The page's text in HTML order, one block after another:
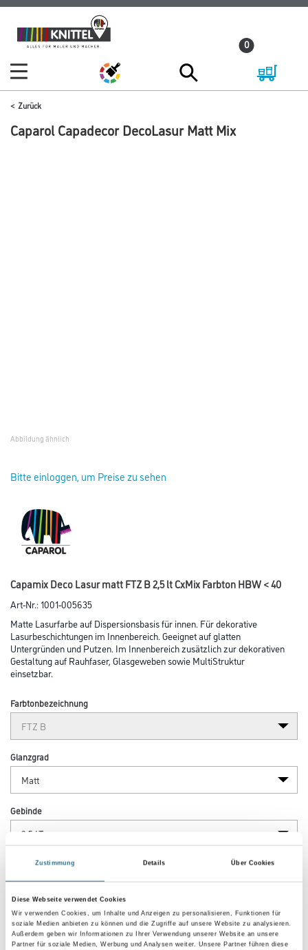
Zustimmung Details Über Cookies
Diese Webseite verwendet Cookies
Wir verwenden Cookies, um Inhalte und Anzeigen zu personalisieren, Funktionen für
soziale Medien anbieten zu können und die Zugriffe auf unsere Website zu analysieren.
Außerdem geben wir Informationen zu Ihrer Verwendung unserer Website an unsere
Partner für soziale Medien, Werbung und Analysen weiter. Unsere Partner führen diese
Zum
Inhalt
Zum
Navigationsmenü
0
Zurück
Caparol Capadecor DecoLasur Matt Mix
Abbildung ähnlich
Bitte einloggen, um Preise zu sehen
Capamix Deco Lasur matt FTZ B 2,5 lt CxMix Farbton HBW < 40
Art-Nr.:1001-005635
Matte Lasurfarbe auf Dispersionsbasis für innen. Für dekorative
Lasurbeschichtungen im Innenbereich. Geeignet auf glatten
Untergründen und Putzen. Im Innenbereich zusätzlich zur dekorativen
Gestaltung auf Rauhfaser, Glasgeweben sowie MultiStruktur
einsetzbar.
Farbtonbezeichnung
Glanzgrad
Gebinde
Umrechnungsfaktoren